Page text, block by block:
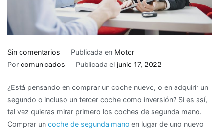
Sin comentarios
Clasificaciones
coches
de
segunda
mano,
Publicada en Motor
Por comunicados Publicada el junio 17, 2022
¿Está pensando en comprar un coche nuevo, o en adquirir un
segundo o incluso un tercer coche como inversión? Si es así,
tal vez quieras mirar primero los coches de segunda mano.
Comprar un coche de segunda mano en lugar de uno nuevo